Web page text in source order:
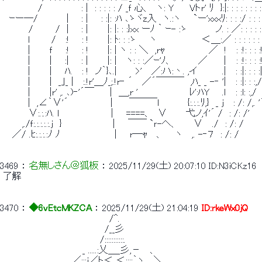
/　　　　　　: |　: : : : : / _ｆ 心、　ヽ: Y 　　Vトr' ﾘ　
ｰー─/　　　　 | 　 : |　　: :|: :ﾊ ､ゝヾz入　ヽ.:ヽ　　`ー'xxｘﾘ: : : :/ : :
/　　　 /　| 　 : |　　　|: |: : :}xx ーﾉ ｀ ｰ- :ゝ　 　 　 ノ
l 　 　 /　 :! 　 : !　 　 |: ﾄ: : :ゝ　　ヽ　　　　　　　＜＿:／ : : : : : :
|　　　ｆ　　:! 　 : !　 　 |: | ヽ : : ＼　,rｬ　　 　 　 　 ／　!　 : :!: : :
|　　　|　　:| 　 : |　　　|: |　 ヽ: : :／ｰ'ﾉ、　　　　／　　│　: :!: : :
|　　　|　　ﾊ.　 : !　ノ｀}､.|　 　 >'　 ／:ハ:丶. ,イ　　 　 .|　 : :|: : :
|　　　|　_｣_ |　 :.!r'＿ﾉ_;.!r‐ ´　 ／´￣￣￣　,ﾊ_ _ -‐ '|　 : :|: :
|　　　|r' ,. ､)‐'´￣　　 |　＿,r '　　　　　　　　ﾚ':ﾊY　　.ｌ　 : :l: :,/
|　,∠｀∨'´　　　　　　│　　￣￣￣l　　　　 {:.:.:.ﾘ,}　_ j　 : /: /,.
∨:.:.:ﾊ. ｌ　　　　　　　　|　　====、　∨　 　 弋ノ,ｲ'´ /　: /: /'　　
,./ｆ:.:.:.:.:.j　}　　　　　　 　 |　　￣￣ `ｒ-へ、　　 ∨　 ./　: /: /
／/ .ﾋ:.:.:.:ﾉ ﾉ　　　　　　　　 |　　r―ｬ　 、 　 ヽ　 ,. -‐７　: /: /
3469 ： 名無しさん＠狐板 ： 2025/11/29(土) 20:07:10 ID:N3iCKz16
了解
3470 ： ◆6vEtcMKZCA ： 2025/11/29(土) 21:04:19 ID:rkeWx0jQ
/^.
/__彡
/:::::::::::.
_ .....:乂＿_彡,－　 、